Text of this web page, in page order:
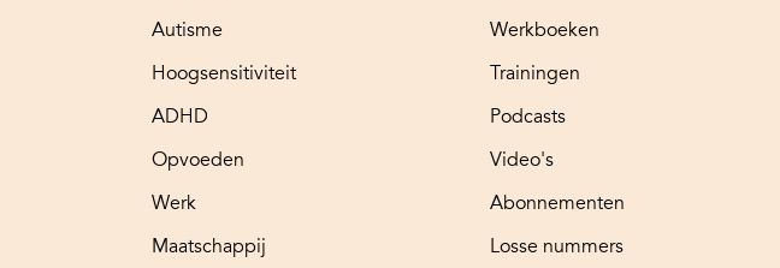
Autisme
Hoogsensitiviteit
ADHD
Opvoeden
Werk
Maatschappij
Werkboeken
Trainingen
Podcasts
Video's
Abonnementen
Losse nummers